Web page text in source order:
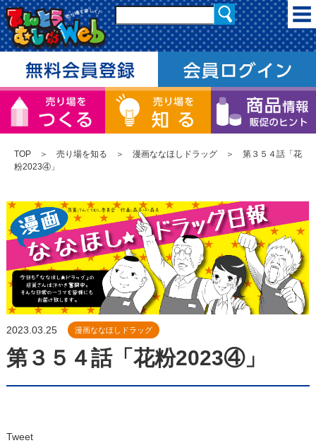
TOP ＞ 売り場を知る ＞ 漫画ななほしドラッグ ＞ 第３５４話「花
粉2023④」
2023.03.25 漫画ななほしドラッグ
第３５４話「花粉2023④」
Tweet